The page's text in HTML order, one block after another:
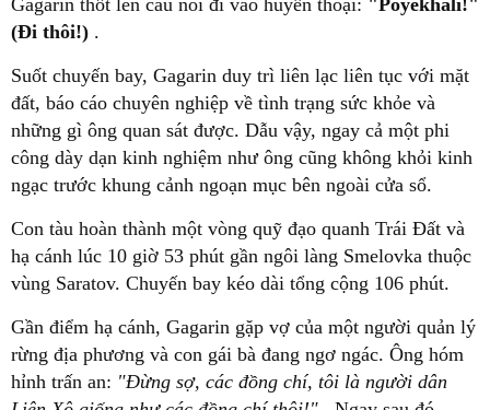
(Đi thôi!) .
Suốt chuyến bay, Gagarin duy trì liên lạc liên tục với mặt
đất, báo cáo chuyên nghiệp về tình trạng sức khỏe và
những gì ông quan sát được. Dẫu vậy, ngay cả một phi
công dày dạn kinh nghiệm như ông cũng không khỏi kinh
ngạc trước khung cảnh ngoạn mục bên ngoài cửa sổ.
Con tàu hoàn thành một vòng quỹ đạo quanh Trái Đất và
hạ cánh lúc 10 giờ 53 phút gần ngôi làng Smelovka thuộc
vùng Saratov. Chuyến bay kéo dài tổng cộng 106 phút.
Gần điểm hạ cánh, Gagarin gặp vợ của một người quản lý
rừng địa phương và con gái bà đang ngơ ngác. Ông hóm
hỉnh trấn an: "Đừng sợ, các đồng chí, tôi là người dân